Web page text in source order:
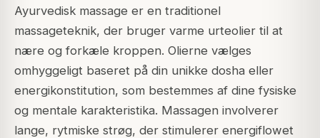
Ayurvedisk massage er en traditionel
massageteknik, der bruger varme urteolier til at
nære og forkæle kroppen. Olierne vælges
omhyggeligt baseret på din unikke dosha eller
energikonstitution, som bestemmes af dine fysiske
og mentale karakteristika. Massagen involverer
lange, rytmiske strøg, der stimulerer energiflowet